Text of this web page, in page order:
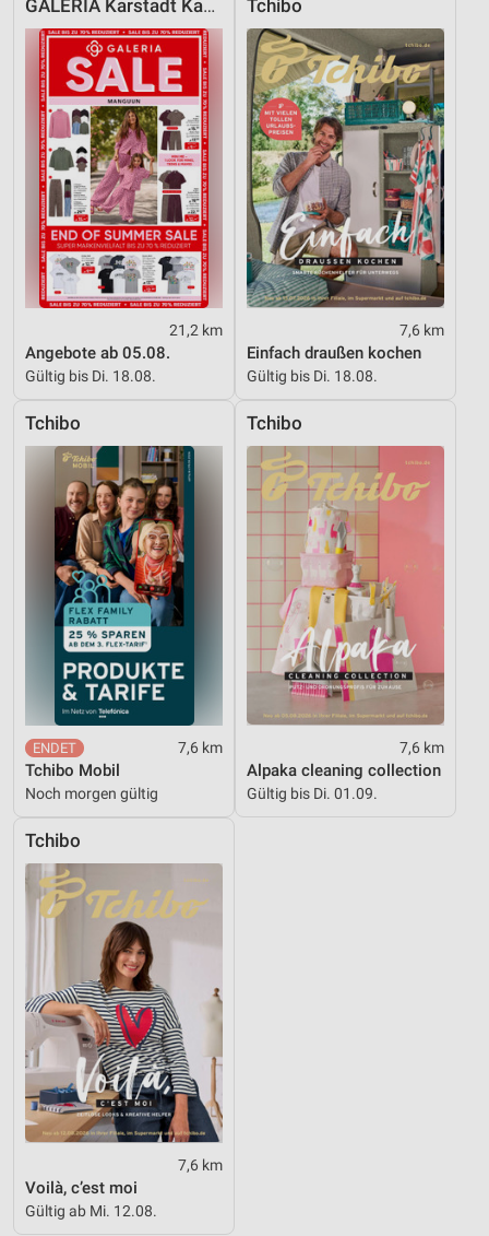
GALERIA Karstadt Kaufhof
21,2 km
Angebote ab 05.08.
Gültig bis Di. 18.08.
Tchibo
7,6 km
Einfach draußen kochen
Gültig bis Di. 18.08.
Tchibo
7,6 km
Tchibo Mobil
Noch morgen gültig
Tchibo
7,6 km
Alpaka cleaning collection
Gültig bis Di. 01.09.
Tchibo
7,6 km
Voilà, c’est moi
Gültig ab Mi. 12.08.
Werbung